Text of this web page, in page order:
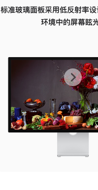
标准玻璃面板采用低反射率设
环境中的屏幕眩光
上
一
张
图
下
一
张
图